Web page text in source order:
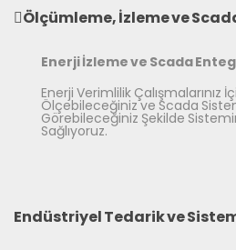
Ölçümleme, İzleme ve
Enerji İzleme ve Scada
Enerji Verimlilik Çalışmalarınız
Ölçebileceğiniz ve Scada
Görebileceğiniz Şekilde
Sağlıyoruz.
Endüstriyel Tedarik ve